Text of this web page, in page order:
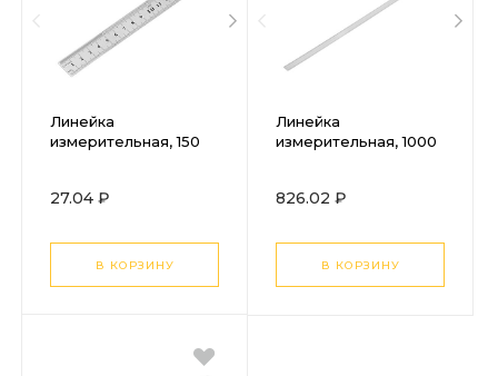
Линейка
измерительная, 150
27.04 ₽
В КОРЗИНУ
Линейка
измерительная, 1000
826.02 ₽
В КОРЗИНУ